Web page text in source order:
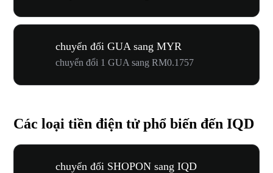
chuyển đổi GUA sang MYR
chuyển đổi 1 GUA sang RM0.1757
Các loại tiền điện tử phổ biến đến IQD
chuyển đổi SHOPON sang IQD